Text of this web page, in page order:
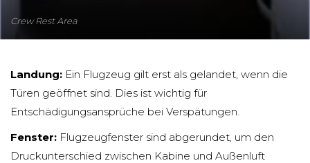
Crew Rest Area
Landung: Ein Flugzeug gilt erst als gelandet, wenn die
Türen geöffnet sind. Dies ist wichtig für
Entschädigungsansprüche bei Verspätungen.
Fenster: Flugzeugfenster sind abgerundet, um den
Druckunterschied zwischen Kabine und Außenluft